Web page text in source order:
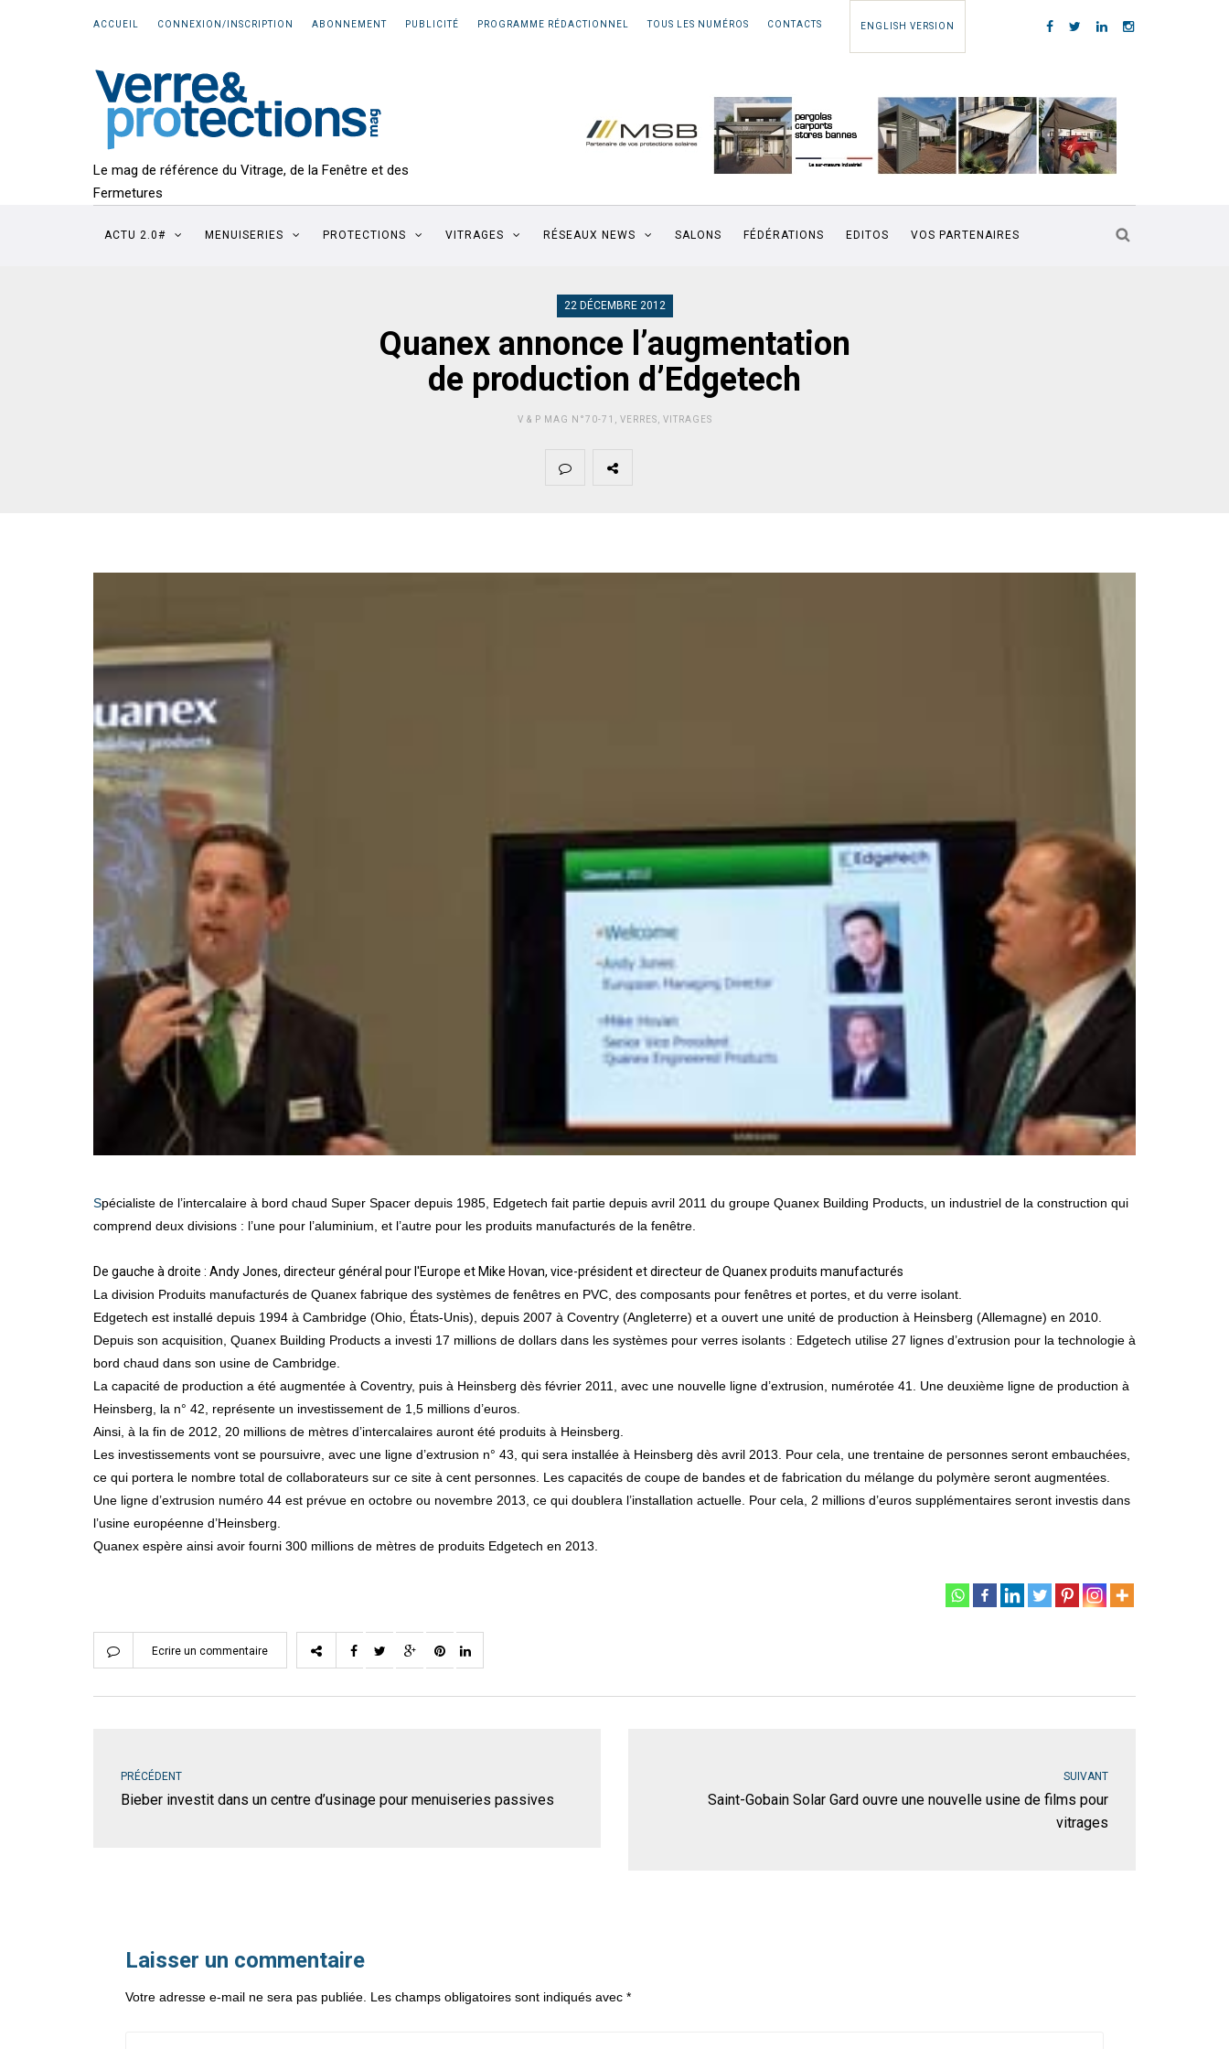
ACCUEIL CONNEXION/INSCRIPTION ABONNEMENT PUBLICITÉ PROGRAMME RÉDACTIONNEL TOUS LES NUMÉROS CONTACTS ENGLISH VERSION
Le mag de référence du Vitrage, de la Fenêtre et des
Fermetures
ACTU 2.0# MENUISERIES PROTECTIONS VITRAGES RÉSEAUX NEWS SALONS FÉDÉRATIONS EDITOS VOS PARTENAIRES
22 DÉCEMBRE 2012
Quanex annonce l’augmentation
de production d’Edgetech
V & P MAG N°70-71 VERRES VITRAGES
Spécialiste de l’intercalaire à bord chaud Super Spacer depuis 1985, Edgetech fait partie depuis avril 2011 du groupe Quanex Building Products, un industriel de la construction qui
comprend deux divisions : l’une pour l’aluminium, et l’autre pour les produits manufacturés de la fenêtre.
De gauche à droite : Andy Jones, directeur général pour l'Europe et Mike Hovan, vice-président et directeur de Quanex produits manufacturés
La division Produits ma­nufacturés de Quanex fa­brique des systèmes de fenêtres en PVC, des composants pour fenêtres et portes, et du verre isolant.
Edgetech est installé depuis 1994 à Cambridge (Ohio, États-Unis), depuis 2007 à Coventry (Angleterre) et a ouvert une unité de production à Heinsberg (Allemagne) en 2010.
Depuis son acquisition, Quanex Building Products a investi 17 millions de dollars dans les systèmes pour verres isolants : Edgetech utilise 27 lignes d’extrusion pour la technologie à
bord chaud dans son usine de Cambridge.
La capacité de production a été augmentée à Coventry, puis à Heinsberg dès février 2011, avec une nouvelle ligne d’extrusion, numérotée 41. Une deuxième ligne de production à
Heinsberg, la n° 42, représente un investissement de 1,5 millions d’euros.
Ainsi, à la fin de 2012, 20 millions de mètres d’intercalaires auront été produits à Heinsberg.
Les investissements vont se poursuivre, avec une ligne d’extrusion n° 43, qui sera installée à Heinsberg dès avril 2013. Pour cela, une trentaine de personnes seront embauchées,
ce qui portera le nombre total de collaborateurs sur ce site à cent personnes. Les capacités de coupe de bandes et de fabrication du mélange du polymère seront augmentées.
Une ligne d’extrusion numéro 44 est prévue en octobre ou novembre 2013, ce qui doublera l’installation actuelle. Pour cela, 2 millions d’euros supplémentaires seront investis dans
l’usine européenne d’Heinsberg.
Quanex espère ainsi avoir fourni 300 millions de mètres de produits Edgetech en 2013.
Ecrire un commentaire
PRÉCÉDENT
Bieber investit dans un centre d’usinage pour menuiseries passives
SUIVANT
Saint-Gobain Solar Gard ouvre une nouvelle usine de films pour
vitrages
Laisser un commentaire
Votre adresse e-mail ne sera pas publiée. Les champs obligatoires sont indiqués avec *